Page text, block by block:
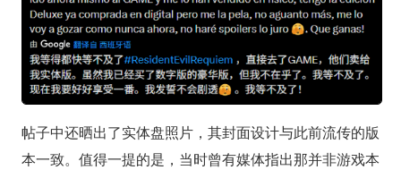
帖子中还晒出了实体盘照片，其封面设计与此前流传的版
本一致。值得一提的是，当时曾有媒体指出那并非游戏本